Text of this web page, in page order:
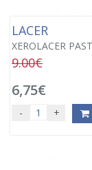
LACER
XEROLACER
9.00€
6,75€
- +